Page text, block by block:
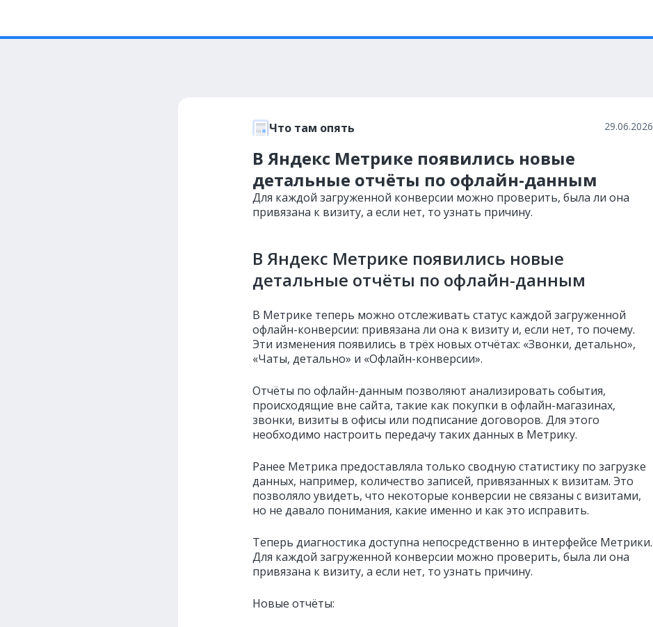
Что там опять 29.06.2026
В Яндекс Метрике появились новые
детальные отчёты по офлайн-данным
Для каждой загруженной конверсии можно проверить, была ли она
привязана к визиту, а если нет, то узнать причину.
В Яндекс Метрике появились новые
детальные отчёты по офлайн-данным
В Метрике теперь можно отслеживать статус каждой загруженной
офлайн-конверсии: привязана ли она к визиту и, если нет, то почему.
Эти изменения появились в трёх новых отчётах: «Звонки, детально»,
«Чаты, детально» и «Офлайн-конверсии».
Отчёты по офлайн-данным позволяют анализировать события,
происходящие вне сайта, такие как покупки в офлайн-магазинах,
звонки, визиты в офисы или подписание договоров. Для этого
необходимо настроить передачу таких данных в Метрику.
Ранее Метрика предоставляла только сводную статистику по загрузке
данных, например, количество записей, привязанных к визитам. Это
позволяло увидеть, что некоторые конверсии не связаны с визитами,
но не давало понимания, какие именно и как это исправить.
Теперь диагностика доступна непосредственно в интерфейсе Метрики.
Для каждой загруженной конверсии можно проверить, была ли она
привязана к визиту, а если нет, то узнать причину.
Новые отчёты: